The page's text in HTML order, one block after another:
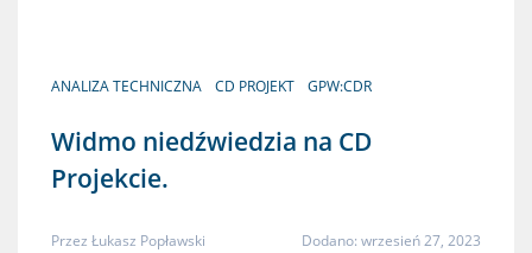
ANALIZA TECHNICZNA CD PROJEKT GPW:CDR
Widmo niedźwiedzia na CD
Projekcie.
Przez Łukasz Popławski Dodano: wrzesień 27, 2023